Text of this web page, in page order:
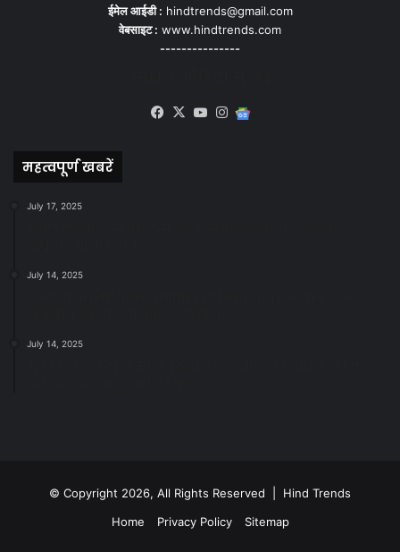
ईमेल आईडी : hindtrends@gmail.com
वेबसाइट : www.hindtrends.com
---------------
Facebook
X YouTubeInstagram
महत्वपूर्ण खबरें
July 17, 2025
July 14, 2025
July 14, 2025
© Copyright 2026, All Rights Reserved | Hind Trends
Home
Privacy Policy Sitemap